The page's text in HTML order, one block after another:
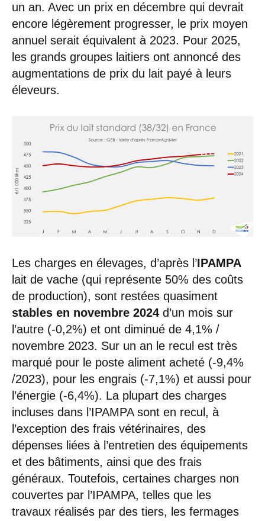
un an. Avec un prix en décembre qui devrait
encore légèrement progresser, le prix moyen
annuel serait équivalent à 2023. Pour 2025,
les grands groupes laitiers ont annoncé des
augmentations de prix du lait payé à leurs
éleveurs.
Les charges en élevages, d’après l’IPAMPA
lait de vache (qui représente 50% des coûts
de production), sont restées quasiment
stables en novembre 2024 d’un mois sur
l’autre (-0,2%) et ont diminué de 4,1% /
novembre 2023. Sur un an le recul est très
marqué pour le poste aliment acheté (-9,4%
/2023), pour les engrais (-7,1%) et aussi pour
l’énergie (-6,4%). La plupart des charges
incluses dans l’IPAMPA sont en recul, à
l’exception des frais vétérinaires, des
dépenses liées à l’entretien des équipements
et des bâtiments, ainsi que des frais
généraux. Toutefois, certaines charges non
couvertes par l’IPAMPA, telles que les
travaux réalisés par des tiers, les fermages